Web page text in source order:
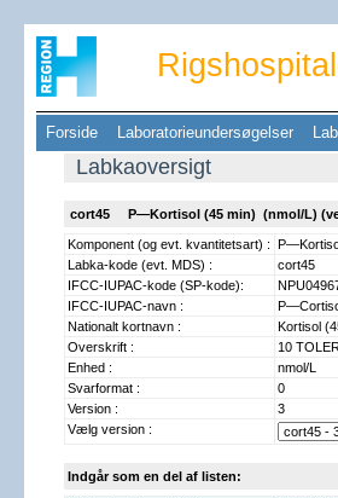
Forside Laboratorieundersøgelser
Labkaoversigt
cort45 P—Kortisol (45 min) (nmol/L)
Komponent (og evt. kvantitetsart) :
Labka-kode (evt. MDS) :
cort45
IFCC-IUPAC-kode (SP-kode):
IFCC-IUPAC-navn :
Nationalt kortnavn :
Kortisol
Overskrift :
10
Enhed :
nmol/L
Svarformat :
0
Version :
3
Vælg version :
Indgår som en del af listen: